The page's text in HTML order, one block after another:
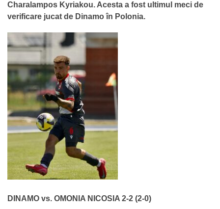
Charalampos Kyriakou. Acesta a fost ultimul meci de
verificare jucat de Dinamo în Polonia.
DINAMO vs. OMONIA NICOSIA 2-2 (2-0)